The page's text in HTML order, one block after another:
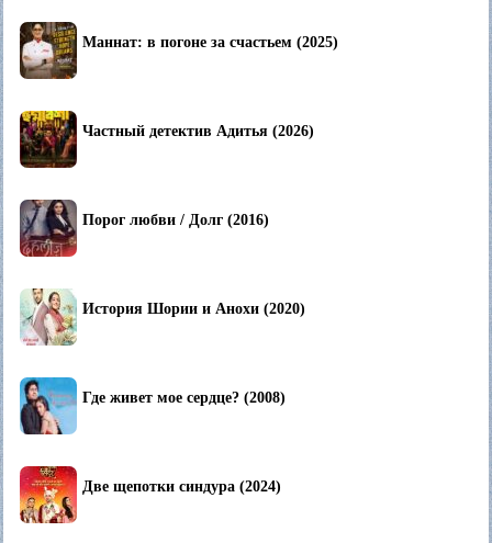
Маннат: в погоне за счастьем (2025)
Частный детектив Адитья (2026)
Порог любви / Долг (2016)
История Шории и Анохи (2020)
Где живет мое сердце? (2008)
Две щепотки синдура (2024)